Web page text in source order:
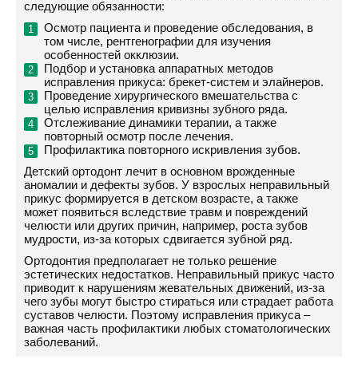
следующие обязанности:
Осмотр пациента и проведение обследования, в
том числе, рентгенографии для изучения
особенностей окклюзии.
Подбор и установка аппаратных методов
исправления прикуса: брекет-систем и элайнеров.
Проведение хирургического вмешательства с
целью исправления кривизны зубного ряда.
Отслеживание динамики терапии, а также
повторный осмотр после лечения.
Профилактика повторного искривления зубов.
Детский ортодонт лечит в основном врожденные
аномалии и дефекты зубов. У взрослых неправильный
прикус формируется в детском возрасте, а также
может появиться вследствие травм и повреждений
челюсти или других причин, например, роста зубов
мудрости, из-за которых сдвигается зубной ряд.
Ортодонтия предполагает не только решение
эстетических недостатков. Неправильный прикус часто
приводит к нарушениям жевательных движений, из-за
чего зубы могут быстро стираться или страдает работа
суставов челюсти. Поэтому исправления прикуса –
важная часть профилактики любых стоматологических
заболеваний.